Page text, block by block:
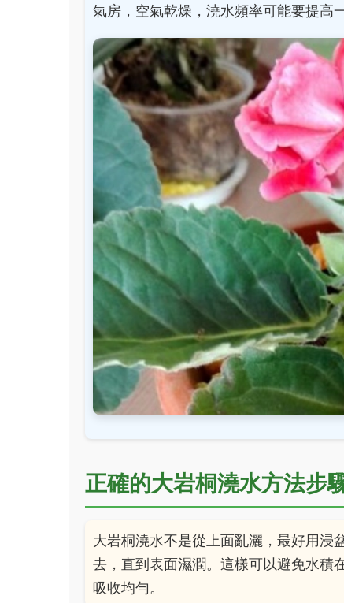
氣房，空氣乾燥，澆水頻率可能要提高一
正確的大岩桐澆水方法步
大岩桐澆水不是從上面亂灑，最好用浸
去，直到表面濕潤。這樣可以避免水積
吸收均勻。